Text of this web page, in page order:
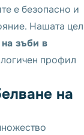
е безопасно и
Нашата цел
зъби в
профил
на